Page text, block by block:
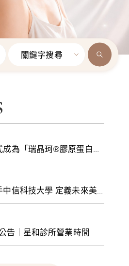
關鍵字搜尋
為「瑞晶珂®膠原蛋白植
代理
中信科技大學 定義未來美
健康美學產學共育模式 串
告｜星和診所營業時間